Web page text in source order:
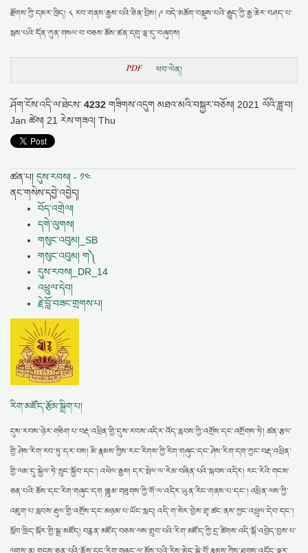
རྫོགས་ཀྱི་དམར་ཁྲིད། ༨ རབ་གནས་རྒྱས་པའི་ཟིན་བྲིས། ༩ བདེ་མཆོག་བསྡུས་པའི་རྒྱུད་ཀྱི་རྒྱ་ཆེར་བཤད་པ་
སྦས་པའི་དོན་ཀུན་གསལ་བ་བཅས་ཆོས་ཚན་དགུ་ལྷ་དུ་བཞུགས།
PDF ཕབ་ལེན།
ཤོག་ངོས་འདི་ལ་ཐེངས་ 4232 གཟིགས་འདུག མཐའ་མའི་བསྐྱར་བཅོས། 2021 ལོའི་ཟླ་བ།
Jan ཚེས། 21 རེས་གཟའ། Thu
ཚན་པ། དུས་རབས། - ༡༤
ནང་གསེས་དབྱེ་འབྱེད།
བོད་འགྲེལ།
དགེ་ལུགས།
གསུང་འབུམ།_SB
གསུང་འབུམ། ག༽
དུས་རབས།_DR_14
འཕྲུལ་དེབ།
རྗེ་བློ་བཟང་གྲགས་པ།
རིག་མཛོད་རྩོམ་སྒྲིག་པ།
དུས་རབས་ཉེར་གཅིག་པ་བརྡ་འཕྲིན་གྱི་དུས་རབས་འདིར་འོད་རླབས་ཀྱི་འགྲོས་དང་འགྲོགས་ཏེ། ཚན་རྩལ་
གྱི་ཤེས་རིག་རབ་ཏུ་དར་བས། མི་རྣམས་ཀྱིས་རང་རིགས་ཀྱི་རིག་གཞུང་དང་ཤེས་རིག་དག་ཀྱང་བརྡ་འཕྲིན་
གྱི་ལམ་དུ་སྐྱེལ་ཏེ་སྲུང་སྐྱོབ་དང་། འཕེལ་རྒྱས། དར་སྤེལ་ལ་རེམ་བཞིན་པའི་སྐབས་འདིར། རང་རེའི་གངས་
ཅན་པའི་ཆོས་དང་རིག་གཞུང་དག །ཟླུམ་གཟུགས་ཀྱི་གོ་ལ་འདིར་ཡུན་རིང་གནས་པ་དང་། འཕྲིན་ལས་ཀྱི་
འཇུག་པ་རླབས་རྡུལ་གྱི་འགྲོས་དང་མཉམ་པ་ཡོང་སླད། འདི་ག་སེར་བྱེས་གྲྭ་ཚང་ནས་ཀྱང་འཕྲུལ་དེབ་དང་།
སློབ་ཁྲིད་སྐོར་གྱི་སྒྲ་མཛོད། བརྙན་མཛོད་བཅས་ལས་གྲུབ་པའི་རིག་མཛོད་ཀྱི་དྲ་ཚིགས་འདི་སྒོ་འབྱེད་བྱས་པ་